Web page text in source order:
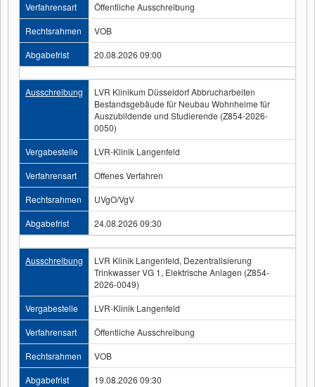
Verfahrensart
Öffentliche Ausschreibung
Rechtsrahmen
VOB
Abgabefrist
20.08.2026 09:00
Ausschreibung
LVR Klinikum Düsseldorf Abbrucharbeiten
Bestandsgebäude für Neubau Wohnheime für
Auszubildende und Studierende (Z854-2026-
0050)
Vergabestelle
LVR-Klinik Langenfeld
Verfahrensart
Offenes Verfahren
Rechtsrahmen
UVgO/VgV
Abgabefrist
24.08.2026 09:30
Ausschreibung
LVR Klinik Langenfeld, Dezentralisierung
Trinkwasser VG 1, Elektrische Anlagen (Z854-
2026-0049)
Vergabestelle
LVR-Klinik Langenfeld
Verfahrensart
Öffentliche Ausschreibung
Rechtsrahmen
VOB
Abgabefrist
19.08.2026 09:30